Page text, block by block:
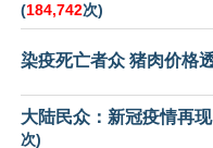
(184,742次)
染疫死亡者众 猪肉价格
大陆民众：新冠疫情再
次)